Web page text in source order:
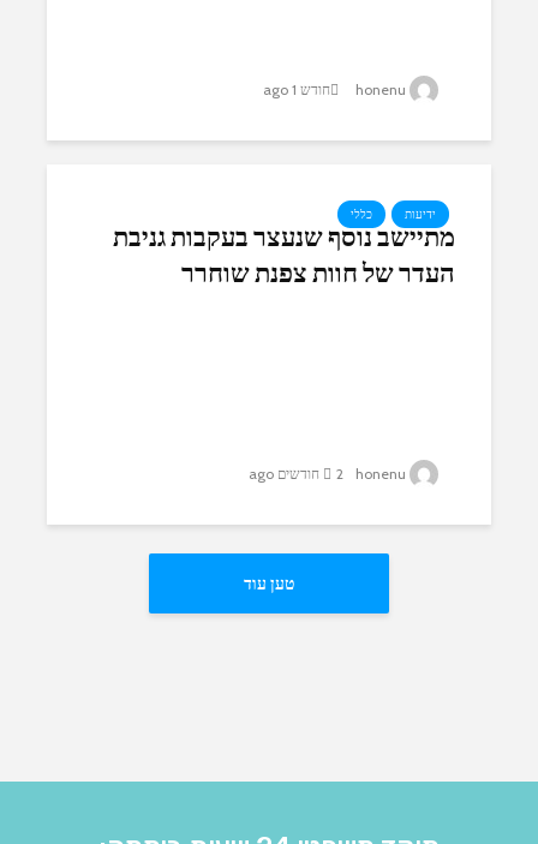
חודש 1 ago
ידיעות כללי
מתיישב נוסף שנעצר בעקבות גניבת
העדר של חוות צפנת שוחרר
2 חודשים ago
טען עוד